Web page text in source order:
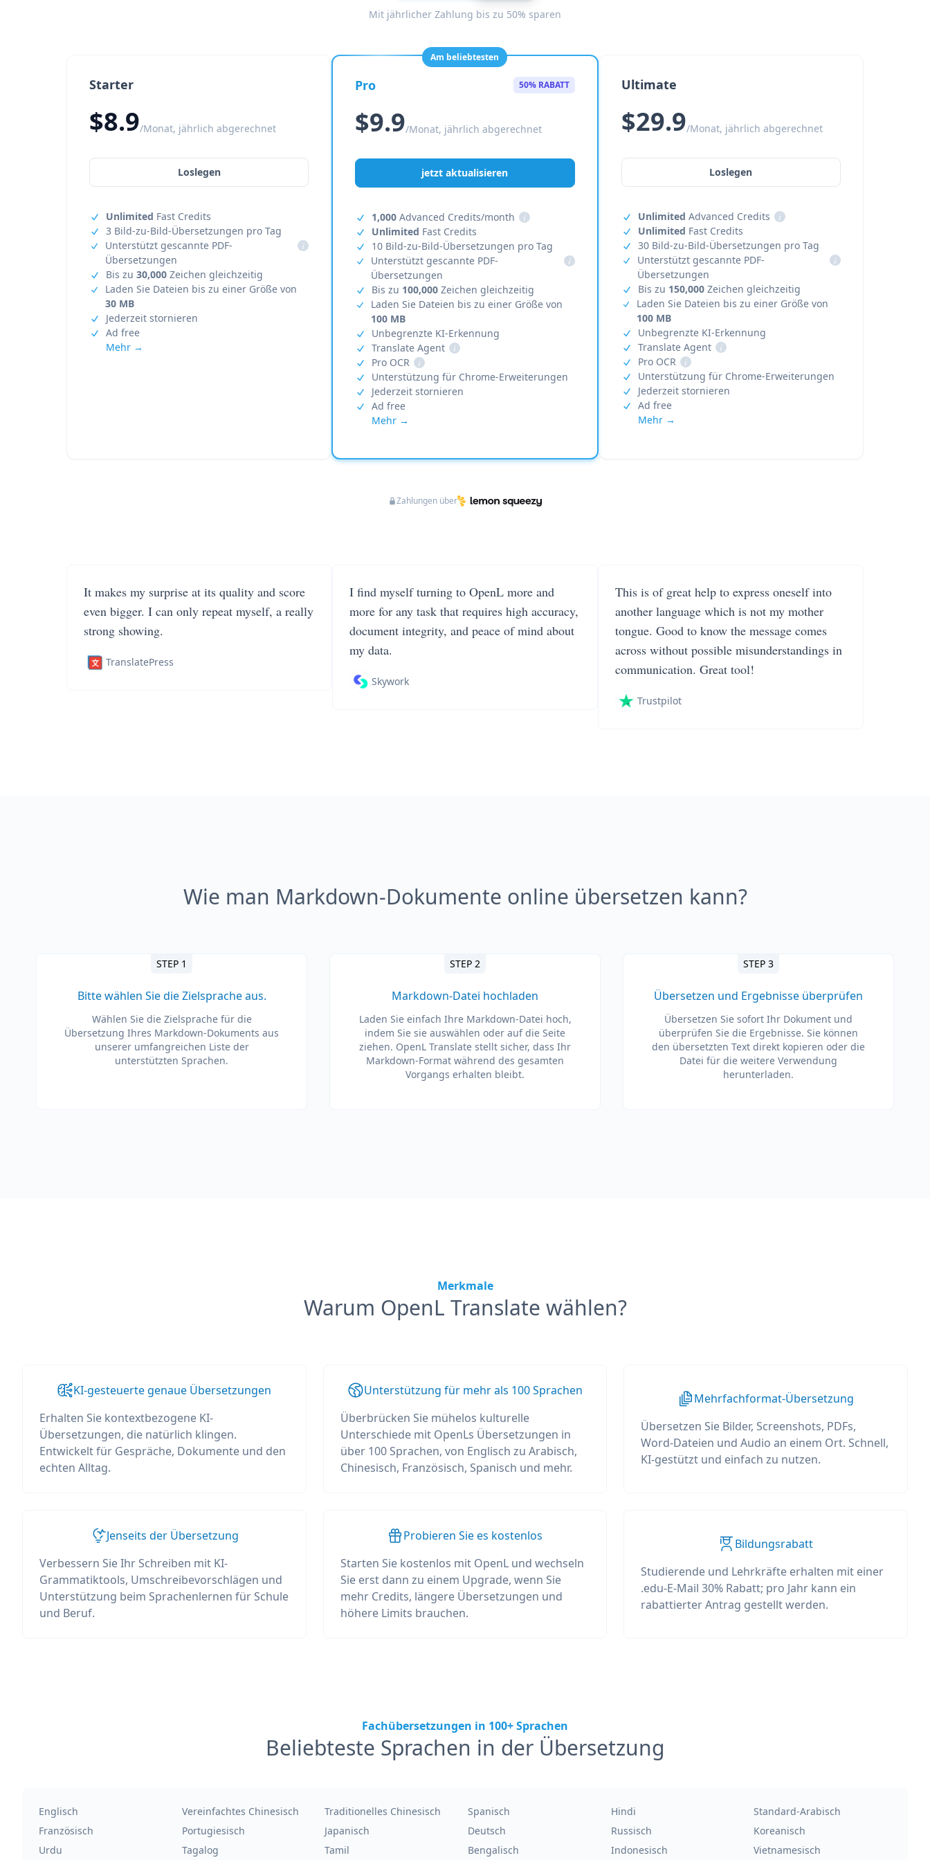
Mit jährlicher Zahlung bis zu 50% sparen
Starter
$8.9/Monat, jährlich abgerechnet
Loslegen
Unlimited Fast Credits
3 Bild-zu-Bild-Übersetzungen pro Tag
Unterstützt gescannte PDF-
Übersetzungen
i
Bis zu 30,000 Zeichen gleichzeitig
Laden Sie Dateien bis zu einer Größe von
30 MB
Jederzeit stornieren
Ad free
Mehr →
Am beliebtesten
Pro 50% RABATT
$9.9/Monat, jährlich abgerechnet
jetzt aktualisieren
1,000 Advanced Credits/month
i
Unlimited Fast Credits
10 Bild-zu-Bild-Übersetzungen pro Tag
Unterstützt gescannte PDF-
Übersetzungen
i
Bis zu 100,000 Zeichen gleichzeitig
Laden Sie Dateien bis zu einer Größe von
100 MB
Unbegrenzte KI-Erkennung
Translate Agent
i
Pro OCR
i
Unterstützung für Chrome-Erweiterungen
Jederzeit stornieren
Ad free
Mehr →
Ultimate
$29.9/Monat, jährlich abgerechnet
Loslegen
Unlimited Advanced Credits
i
Unlimited Fast Credits
30 Bild-zu-Bild-Übersetzungen pro Tag
Unterstützt gescannte PDF-
Übersetzungen
i
Bis zu 150,000Zeichen gleichzeitig
Laden Sie Dateien bis zu einer Größe von
100 MB
Unbegrenzte KI-Erkennung
Translate Agent
i
Pro OCR
i
Unterstützung für Chrome-Erweiterungen
Jederzeit stornieren
Ad free
Mehr →
Zahlungen über
It makes my surprise at its quality and score
even bigger. I can only repeat myself, a really
strong showing.
TranslatePress
I find myself turning to OpenL more and
more for any task that requires high accuracy,
document integrity, and peace of mind about
my data.
Skywork
This is of great help to express oneself into
another language which is not my mother
tongue. Good to know the message comes
across without possible misunderstandings in
communication. Great tool!
Trustpilot
Wie man Markdown-Dokumente online übersetzen kann?
STEP 1
Bitte wählen Sie die Zielsprache aus.
Wählen Sie die Zielsprache für die
Übersetzung Ihres Markdown-Dokuments aus
unserer umfangreichen Liste der
unterstützten Sprachen.
STEP 2
Markdown-Datei hochladen
Laden Sie einfach Ihre Markdown-Datei hoch,
indem Sie sie auswählen oder auf die Seite
ziehen. OpenL Translate stellt sicher, dass Ihr
Markdown-Format während des gesamten
Vorgangs erhalten bleibt.
STEP 3
Übersetzen und Ergebnisse überprüfen
Übersetzen Sie sofort Ihr Dokument und
überprüfen Sie die Ergebnisse. Sie können
den übersetzten Text direkt kopieren oder die
Datei für die weitere Verwendung
herunterladen.
Merkmale
Warum OpenL Translate wählen?
KI-gesteuerte genaue Übersetzungen
Erhalten Sie kontextbezogene KI-
Übersetzungen, die natürlich klingen.
Entwickelt für Gespräche, Dokumente und den
echten Alltag.
Unterstützung für mehr als 100 Sprachen
Überbrücken Sie mühelos kulturelle
Unterschiede mit OpenLs Übersetzungen in
über 100 Sprachen, von Englisch zu Arabisch,
Chinesisch, Französisch, Spanisch und mehr.
Mehrfachformat-Übersetzung
Übersetzen Sie Bilder, Screenshots, PDFs,
Word-Dateien und Audio an einem Ort. Schnell,
KI-gestützt und einfach zu nutzen.
Jenseits der Übersetzung
Verbessern Sie Ihr Schreiben mit KI-
Grammatiktools, Umschreibevorschlägen und
Unterstützung beim Sprachenlernen für Schule
und Beruf.
Probieren Sie es kostenlos
Starten Sie kostenlos mit OpenL und wechseln
Sie erst dann zu einem Upgrade, wenn Sie
mehr Credits, längere Übersetzungen und
höhere Limits brauchen.
Bildungsrabatt
Studierende und Lehrkräfte erhalten mit einer
.edu-E-Mail 30% Rabatt; pro Jahr kann ein
rabattierter Antrag gestellt werden.
Fachübersetzungen in 100+ Sprachen
Beliebteste Sprachen in der Übersetzung
Englisch Vereinfachtes Chinesisch Traditionelles Chinesisch Spanisch Hindi
Standard-Arabisch
Französisch
Portugiesisch Japanisch Deutsch Russisch
Koreanisch
Urdu
Tagalog Tamil Bengalisch Indonesisch Vietnamesisch